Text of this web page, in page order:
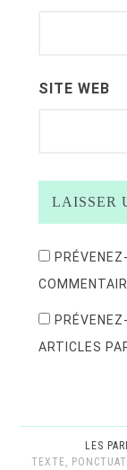
SITE WEB
ARTICLES
LES
TEXTE,